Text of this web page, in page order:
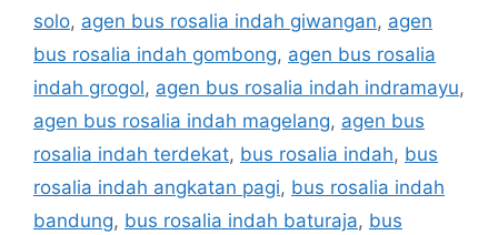
solo, agen bus rosalia indah giwangan, agen
bus rosalia indah gombong, agen bus rosalia
indah grogol, agen bus rosalia indah indramayu,
agen bus rosalia indah magelang, agen bus
rosalia indah terdekat, bus rosalia indah, bus
rosalia indah angkatan pagi, bus rosalia indah
bandung, bus rosalia indah baturaja, bus